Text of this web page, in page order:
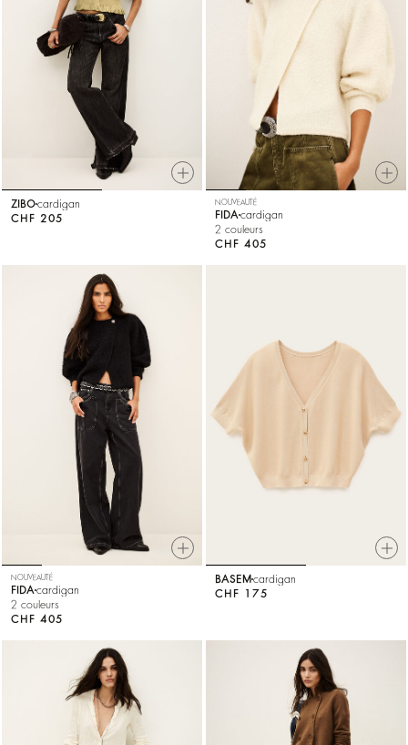
ZIBOcardigan
CHF 205
NOUVEAUTÉ
FIDA cardigan
2 couleurs
CHF 405
NOUVEAUTÉ
FIDA cardigan
2 couleurs
CHF 405
BASEM cardigan
CHF 175